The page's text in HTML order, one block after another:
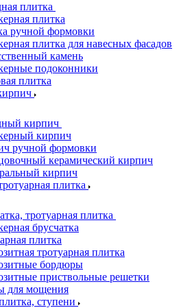
плитка
плитка
ручной формовки
плитка для навесных фасадов
камень
подоконники
плитка
кирпич
кирпич
ручной формовки
керамический кирпич
кирпич
плитка
тротуарная плитка
брусчатка
плитка
тротуарная плитка
бордюры
приствольные решетки
для мощения
ступени